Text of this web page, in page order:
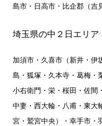
島市・日高市・比企郡（吉
埼玉県の中２日エリア
加須市・久喜市（新井・伊
島・狐塚・久本寺・葛梅・
小右衛門・栄・桜田・佐間
中妻・西大輪・八甫・東大
宮・鷲宮中央）・幸手市・